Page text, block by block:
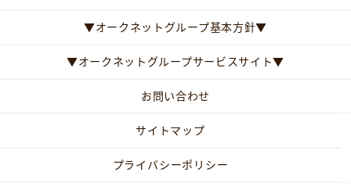
▼オークネットグループ基本方針▼
▼オークネットグループサービスサイト▼
お問い合わせ
サイトマップ
プライバシーポリシー